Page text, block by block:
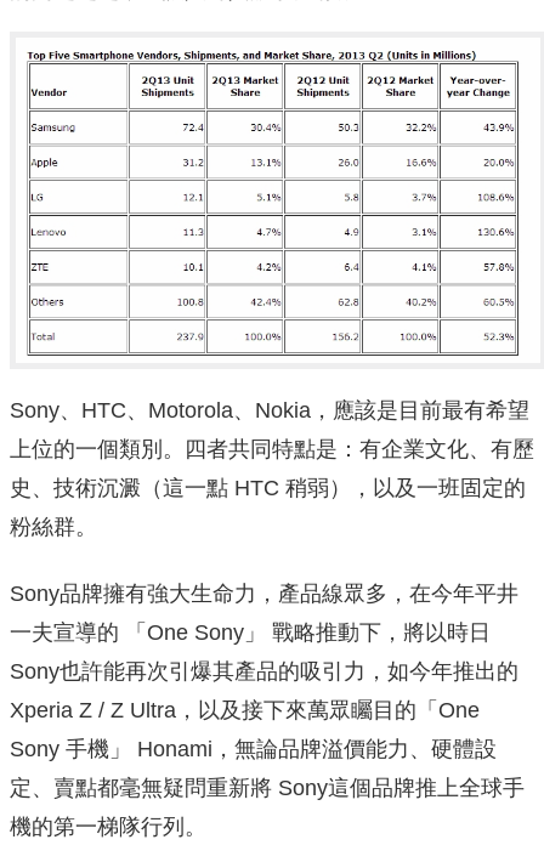
Sony、HTC、Motorola、Nokia，應該是目前最有希望
上位的一個類別。四者共同特點是：有企業文化、有歷
史、技術沉澱（這一點 HTC 稍弱），以及一班固定的
粉絲群。
Sony品牌擁有強大生命力，產品線眾多，在今年平井
一夫宣導的 「One Sony」 戰略推動下，將以時日
Sony也許能再次引爆其產品的吸引力，如今年推出的
Xperia Z / Z Ultra，以及接下來萬眾矚目的「One
Sony 手機」 Honami，無論品牌溢價能力、硬體設
定、賣點都毫無疑問重新將 Sony這個品牌推上全球手
機的第一梯隊行列。